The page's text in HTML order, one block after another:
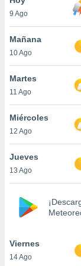
en
más
nuestra
de
aceptar
de
9 Ago
Mañana
10 Ago
Martes
11 Ago
Miércoles
12 Ago
Jueves
13 Ago
Viernes
14 Ago